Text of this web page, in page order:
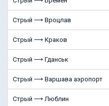
Стрый ⟶ Вроцлав
Стрый ⟶ Краков
Стрый ⟶ Гданськ
Стрый ⟶ Варшава аэропорт
Стрый ⟶ Люблин